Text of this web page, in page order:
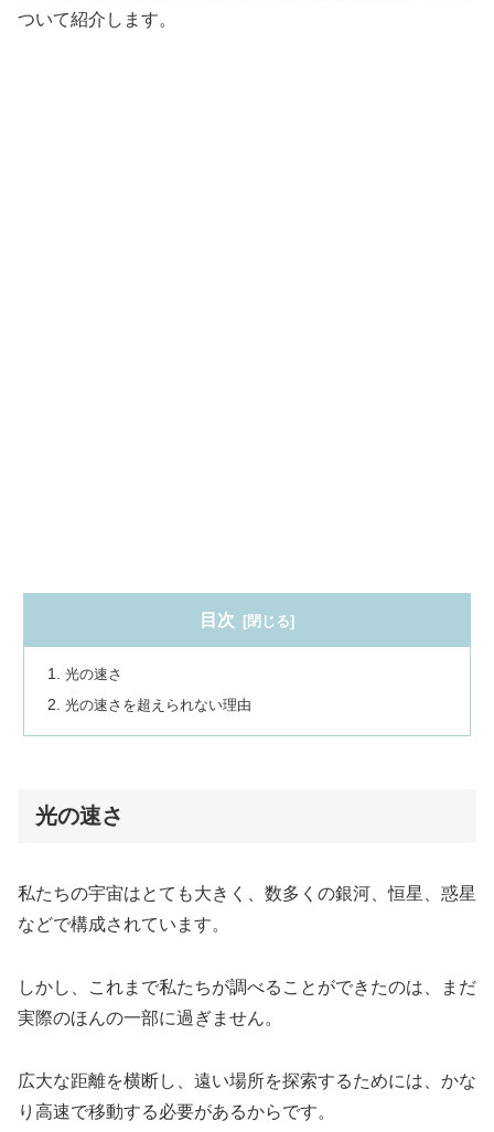
ついて紹介します。
目次
光の速さ
光の速さを超えられない理由
光の速さ
私たちの宇宙はとても大きく、数多くの銀河、恒星、惑星
などで構成されています。
しかし、これまで私たちが調べることができたのは、まだ
実際のほんの一部に過ぎません。
広大な距離を横断し、遠い場所を探索するためには、かな
り高速で移動する必要があるからです。